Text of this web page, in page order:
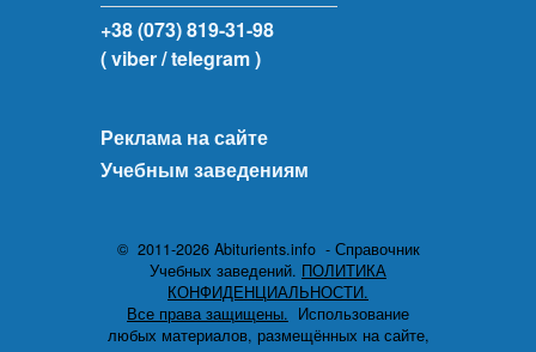
+38 (073) 819-31-98
( viber/ telegram )
Реклама на сайте
Учебным заведениям
© 2011-2026 Abiturients.info - Справочник
Учебных заведений. ПОЛИТИКА
КОНФИДЕНЦИАЛЬНОСТИ.
Все права защищены. Использование
любых материалов, размещённых на сайте,